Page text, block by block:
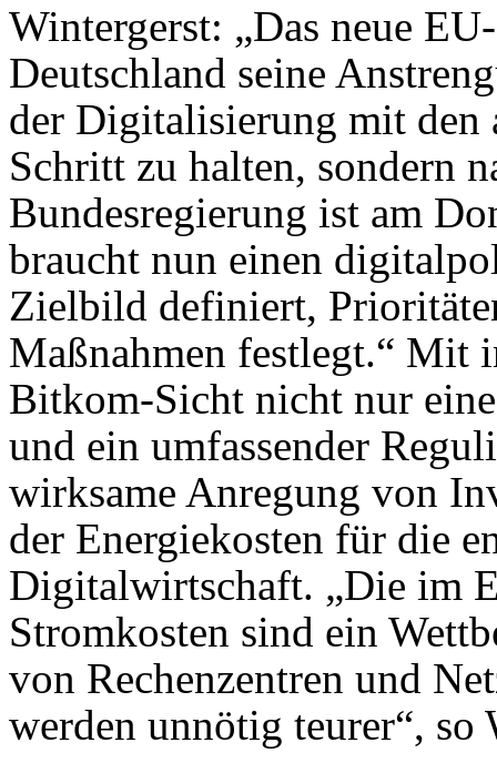
Wintergerst: „Das neue
Deutschland seine
der Digitalisierung mit den
Schritt zu halten, sondern
Bundesregierung ist am
braucht nun einen
Zielbild definiert,
Maßnahmen festlegt.“ Mit
Bitkom-Sicht nicht nur
und ein umfassender
wirksame Anregung von
der Energiekosten für die
Digitalwirtschaft. „Die im
Stromkosten sind ein
von Rechenzentren und
werden unnötig teurer“, so